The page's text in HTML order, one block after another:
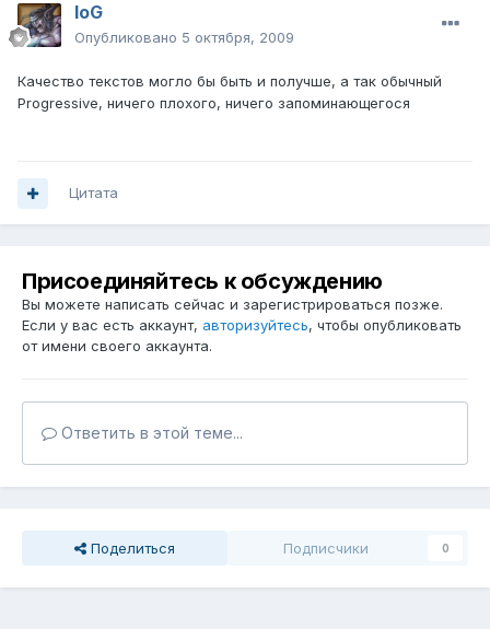
IoG
Опубликовано 5 октября, 2009
Качество текстов могло бы быть и получше, а так обычный
Progressive, ничего плохого, ничего запоминающегося
Цитата
Присоединяйтесь к обсуждению
Вы можете написать сейчас и зарегистрироваться позже.
Если у вас есть аккаунт, авторизуйтесь, чтобы опубликовать
от имени своего аккаунта.
Ответить в этой теме...
Поделиться Подписчики 0